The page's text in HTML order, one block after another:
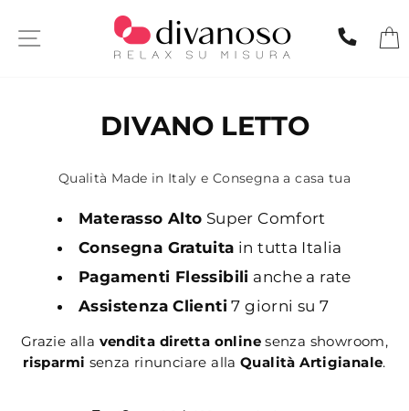
SITE NAVIGATION
DIVANO LETTO
Qualità Made in Italy e Consegna a casa tua
Materasso Alto Super Comfort
Consegna Gratuita in tutta Italia
Pagamenti Flessibili anche a rate
Assistenza Clienti7 giorni su 7
Grazie alla vendita diretta onlinesenza showroom,
risparmi senza rinunciare allaQualità Artigianale.